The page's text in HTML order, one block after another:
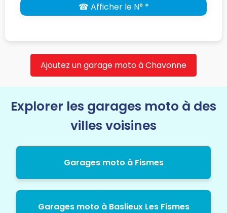
☎ Afficher le N° *
Ajoutez un garage moto à Chavonne
Explorer les garages moto à des
villes voisines
Garages moto à Fismes
Garages moto à Baslieux Les Fismes